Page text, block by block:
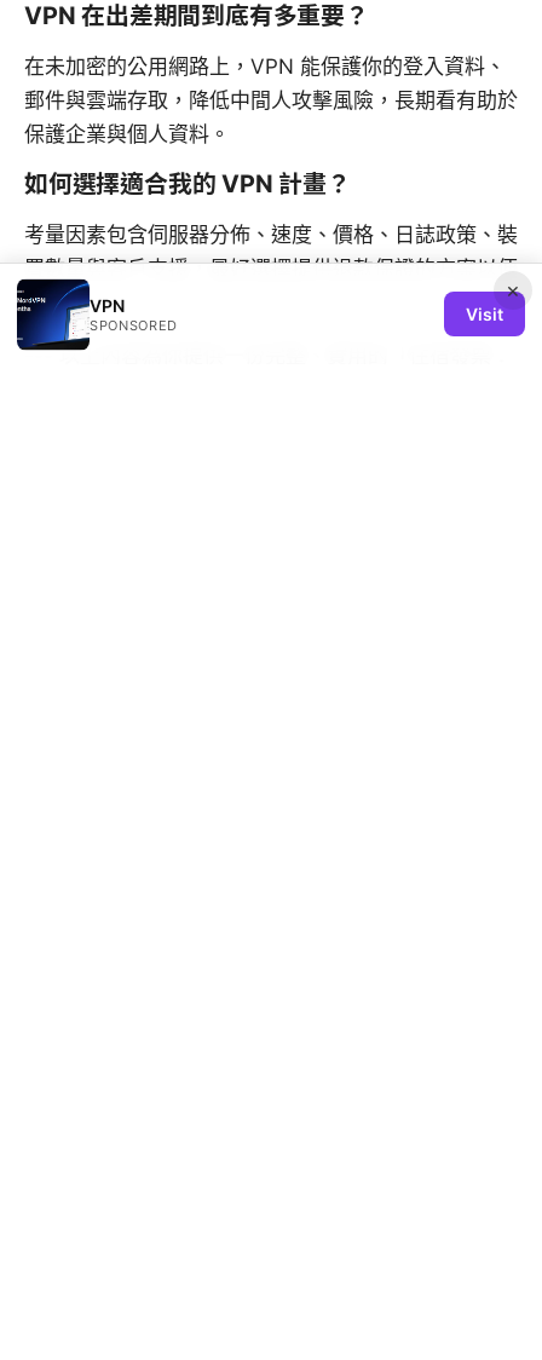
VPN 在出差期間到底有多重要？
在未加密的公用網路上，VPN 能保護你的登入資料、
郵件與雲端存取，降低中間人攻擊風險，長期看有助於
保護企業與個人資料。
如何選擇適合我的 VPN 計畫？
考量因素包含伺服器分佈、速度、價格、日誌政策、裝
置數量與客戶支援，最好選擇提供退款保證的方案以便
測試。
--- 以上內容為你提供一份完整、實用的「住宿發票：
×
VPN
SPONSORED
Visit